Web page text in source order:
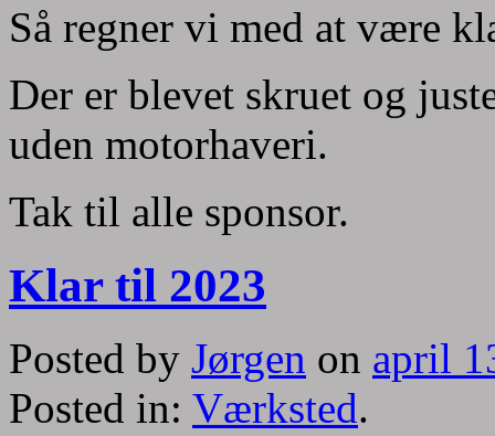
Så regner vi med at være
Der er blevet skruet og
uden motorhaveri.
Tak til alle sponsor.
Klar til 2023
Posted by Jørgen on april
Posted in: Værksted.